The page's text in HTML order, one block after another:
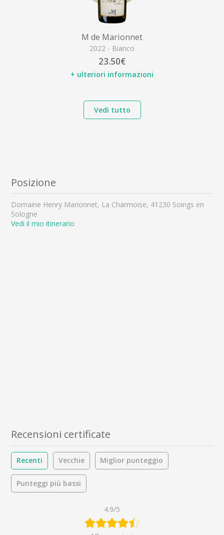
M de Marionnet
2022 - Bianco
23.50€
+ ulteriori informazioni
Vedi tutto
Posizione
Domaine Henry Marionnet, La Charmoise, 41230 Soings en
Sologne
Vedi il mio itinerario
Recensioni certificate
Recenti Vecchie Miglior punteggio
Punteggi più bassi
4.9/5